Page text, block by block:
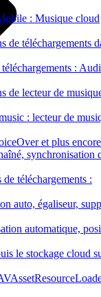
: Musique cloud
de téléchargements
:
de lecteur de
: lecteur de
et plus encore
synchronisation
téléchargements :
auto, égaliseur,
automatique,
le stockage cloud